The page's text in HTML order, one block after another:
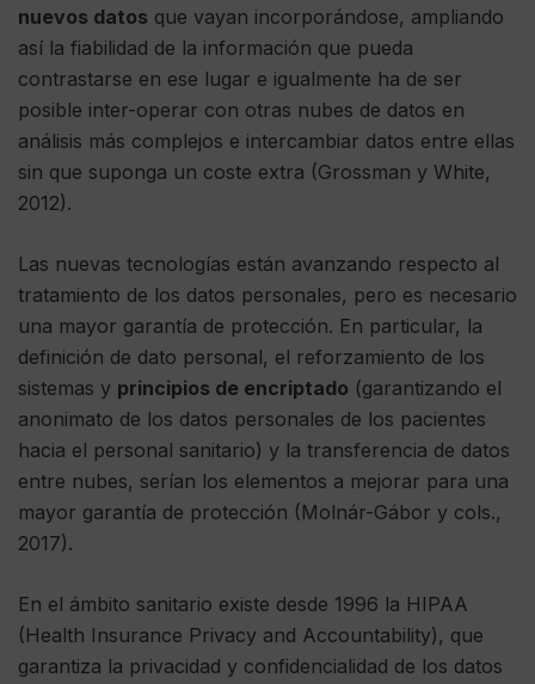
nuevos datos que vayan incorporándose, ampliando
así la fiabilidad de la información que pueda
contrastarse en ese lugar e igualmente ha de ser
posible inter-operar con otras nubes de datos en
análisis más complejos e intercambiar datos entre ellas
sin que suponga un coste extra (Grossman y White,
2012).
Las nuevas tecnologías están avanzando respecto al
tratamiento de los datos personales, pero es necesario
una mayor garantía de protección. En particular, la
definición de dato personal, el reforzamiento de los
sistemas y principios de encriptado (garantizando el
anonimato de los datos personales de los pacientes
hacia el personal sanitario) y la transferencia de datos
entre nubes, serían los elementos a mejorar para una
mayor garantía de protección (Molnár-Gábor y cols.,
2017).
En el ámbito sanitario existe desde 1996 la HIPAA
(Health Insurance Privacy and Accountability), que
garantiza la privacidad y confidencialidad de los datos